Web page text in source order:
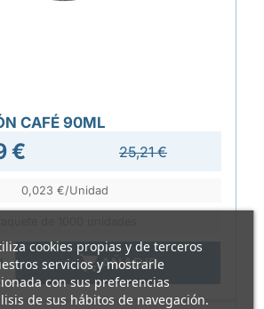
cookies propias y de terceros
servicios y mostrarle
con sus preferencias
de sus hábitos de navegación.
CAFÉ 90ML
€ 25,21 €
0,023 €/Unidad
AÑADIR